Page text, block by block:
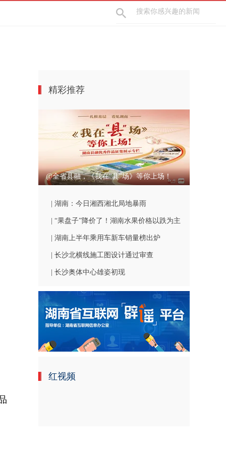
精彩推荐
@全省县融，《我在“县”场》等你上场！
| 湖南：今日湘西湘北局地暴雨
| “果盘子”降价了！湖南水果价格以跌为主
| 湖南上半年乘用车新车销量榜出炉
| 长沙北横线施工图设计通过审查
| 长沙奥体中心雄姿初现
红视频